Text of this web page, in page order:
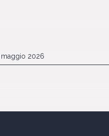
maggio 2026